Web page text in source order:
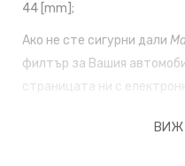
44 [mm];
Ако не сте сигурни дали
филтър за Вашия
страницата ни с
ВИЖ